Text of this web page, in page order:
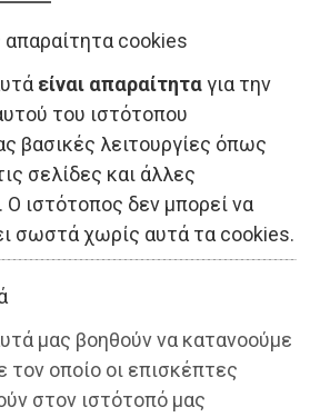
cookies
είναι απαραίτηταγια την
του ιστότοπου
βασικές λειτουργίες όπως
σελίδες και άλλες
Ο ιστότοπος δεν μπορεί να
σωστά χωρίς αυτά τα cookies.
μας βοηθούν να κατανοούμε
τον οποίο οι επισκέπτες
στον ιστότοπό μας